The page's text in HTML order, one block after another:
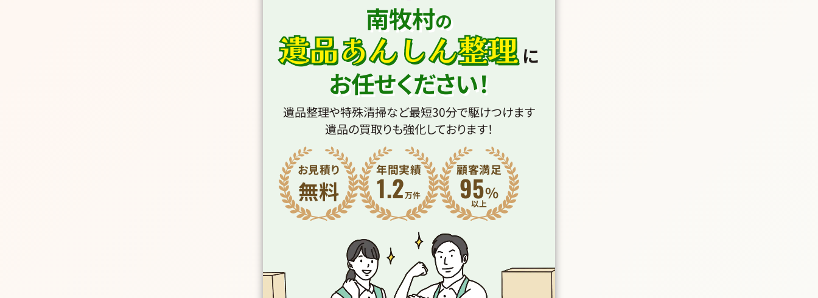
南牧村の
遺品あんしん整理 に
お任せください！
遺品整理や特殊清掃など最短30分で駆けつけます
遺品の買取りも強化しております！
お見積り
無料
年間実績
1.2万件
顧客満足
95%